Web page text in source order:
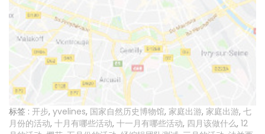
标签 : 开步, yvelines, 国家自然历史博物馆, 家庭出游, 家庭出游, 七
月份的活动, 十月有哪些活动, 十一月有哪些活动, 四月该做什么, 12